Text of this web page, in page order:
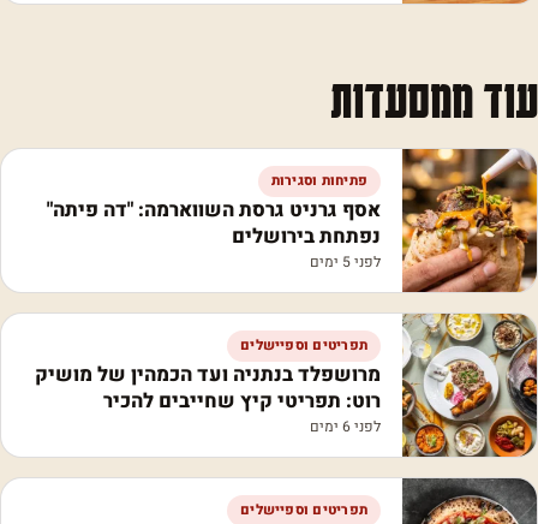
עוד ממסעדות
פתיחות וסגירות
אסף גרניט גרסת השווארמה: "דה פיתה"
נפתחת בירושלים
לפני 5 ימים
תפריטים וספיישלים
מרושפלד בנתניה ועד הכמהין של מושיק
רוט: תפריטי קיץ שחייבים להכיר
לפני 6 ימים
תפריטים וספיישלים